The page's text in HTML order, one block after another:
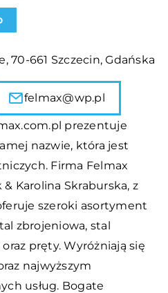
70-661 Szczecin, Gdańska
felmax@wp.pl
prezentuje
nazwie, która jest
Firma Felmax
Karolina Skraburska, z
szeroki asortyment
zbrojeniowa, stal
pręty. Wyróżniają się
najwyższym
usług. Bogate